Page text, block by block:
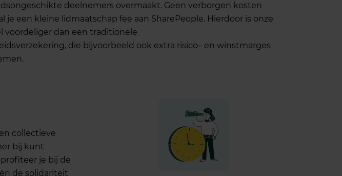
deelnemers overmaakt. Geen verborgen kosten
je een kleine lidmaatschap fee aan SharePeople. Hierdooris onze
voordeligerdan een traditionele
, die bijvoorbeeld ook extra risico– en winstmarges
.
collectieve
bij kunt
profiteer je bij de
én de solidariteit